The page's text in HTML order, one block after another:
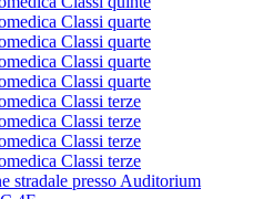
Classi quarte
Classi quarte
Classi quarte
Classi quarte
Classi terze
Classi terze
Classi terze
Classi terze
stradale presso Auditorium